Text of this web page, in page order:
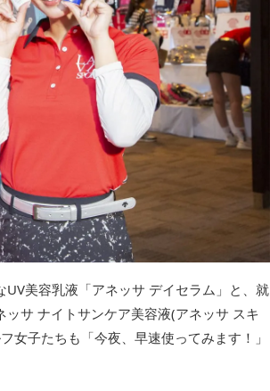
美容乳液「アネッサ デイセラム」と、就
サ ナイトサンケア美容液(アネッサ スキ
女子たちも「今夜、早速使ってみます！」